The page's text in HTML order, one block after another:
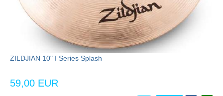
ZILDJIAN 10" I Series Splash
59,00 EUR